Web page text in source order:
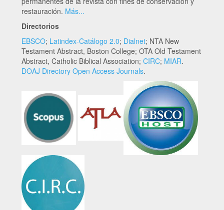
restauración. Más...
Directorios
EBSCO; Latindex-Catálogo 2.0; Dialnet; NTA New
Testament Abstract, Boston College; OTA Old Testament
Abstract, Catholic Biblical Association; CIRC; MIAR.
DOAJ Directory Open Access Journals.